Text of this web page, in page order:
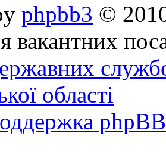
phpbb3 ©
вакантних
області
phpBB